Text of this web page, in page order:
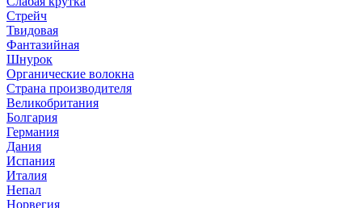
Стрейч
Твидовая
Фантазийная
Шнурок
Органические волокна
Страна производителя
Великобритания
Болгария
Германия
Дания
Испания
Италия
Непал
Норвегия